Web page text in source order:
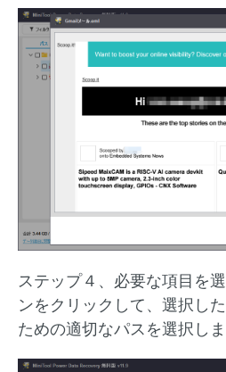
ステップ４、必要な項目を
ンをクリックして、選択し
ための適切なパスを選択しま